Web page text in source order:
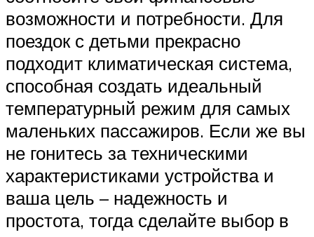
возможности и потребности. Для
поездок с детьми прекрасно
подходит климатическая система,
способная создать идеальный
температурный режим для самых
маленьких пассажиров. Если же вы
не гонитесь за техническими
характеристиками устройства и
ваша цель – надежность и
простота, тогда сделайте выбор в